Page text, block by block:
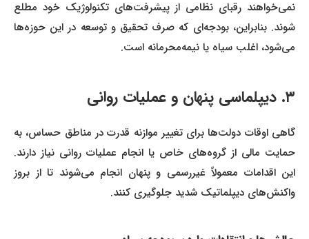
نمی‌خواهند رقبای نظامی از پیشرفت‌های تکنولوژیک خود مطلع
شوند. بنابراین، بودجه‌ای که صرف تحقیق و توسعه در این حوزه‌ها
می‌شود، اغلب سیاه یا نیمه‌محرمانه است.
گاهی اوقات دولت‌ها برای تغییر موازنه قدرت در مناطق حساس، به
حمایت مالی از گروه‌های خاص یا انجام عملیات روانی نیاز دارند.
این اقدامات معمولاً غیررسمی و پنهان انجام می‌شوند تا از بروز
واکنش‌های دیپلماتیک شدید جلوگیری کنند.